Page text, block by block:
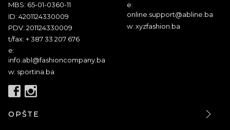
MBS: 65-01-0360-11
ID: 4201124330009
PDV: 201124330009
t/fax: + 387 33 207 676
e:
info.abl@fashioncompany.ba
w: sportina.ba
e:
online.support@abline.ba
w: xyzfashion.ba
OPŠTE